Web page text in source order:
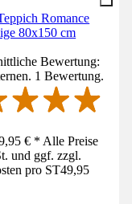
Romance
80x150 cm
Bewertung:
1 Bewertung.
€ * Alle Preise
und ggf. zzgl.
pro ST49,95